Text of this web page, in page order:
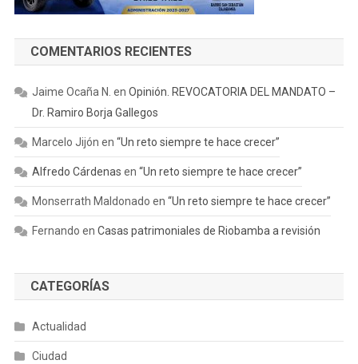
COMENTARIOS RECIENTES
Jaime Ocaña N. en Opinión. REVOCATORIA DEL MANDATO –
Dr. Ramiro Borja Gallegos
Marcelo Jijón en “Un reto siempre te hace crecer”
Alfredo Cárdenas en “Un reto siempre te hace crecer”
Monserrath Maldonado en “Un reto siempre te hace crecer”
Fernando en Casas patrimoniales de Riobamba a revisión
CATEGORÍAS
Actualidad
Ciudad